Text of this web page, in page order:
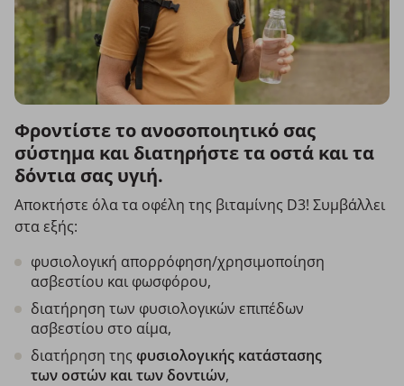
Φροντίστε το ανοσοποιητικό σας
σύστημα και διατηρήστε τα οστά και τα
δόντια σας υγιή.
Αποκτήστε όλα τα οφέλη της βιταμίνης D3! Συμβάλλει
στα εξής:
φυσιολογική απορρόφηση/χρησιμοποίηση
ασβεστίου και φωσφόρου,
διατήρηση των φυσιολογικών επιπέδων
ασβεστίου στο αίμα,
διατήρηση της φυσιολογικής κατάστασης
των οστών και τωνδοντιών,